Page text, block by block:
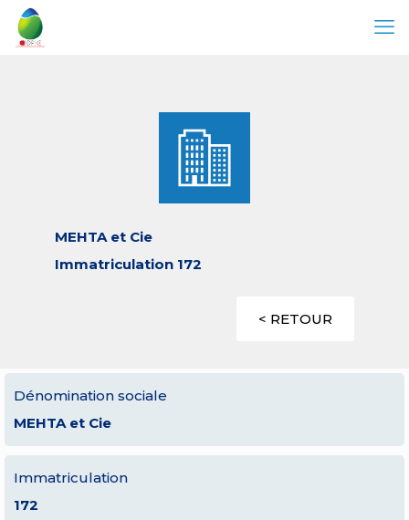
MEHTA et Cie
Immatriculation 172
< RETOUR
Dénomination sociale
MEHTA et Cie
Immatriculation
172